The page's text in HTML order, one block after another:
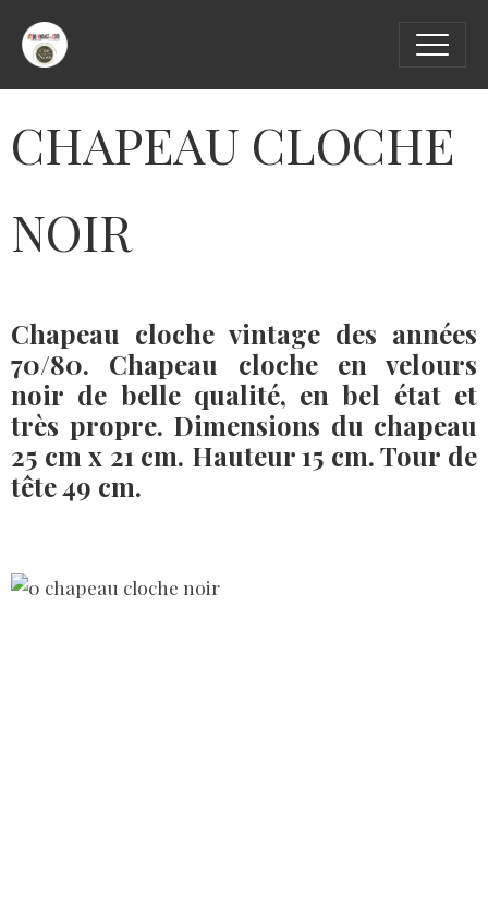
CHAPEAU CLOCHE
NOIR
Chapeau cloche vintage des années
70/80. Chapeau cloche en velours
noir de belle qualité, en bel état et
très propre. Dimensions du chapeau
25 cm x 21 cm. Hauteur 15 cm. Tour de
tête 49 cm.